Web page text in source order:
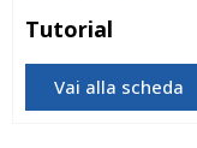
Tutorial
Vai alla scheda